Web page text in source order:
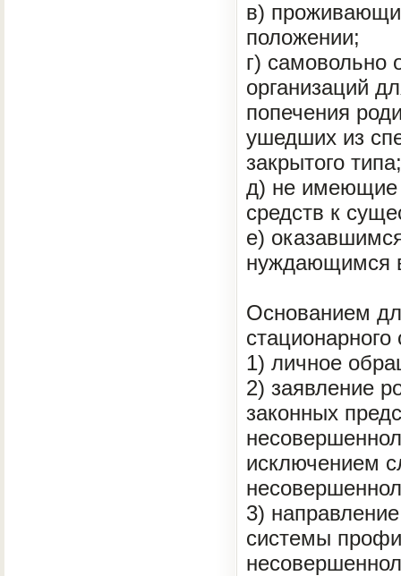
в)
положении;
г) самовольно
организаций
попечения
ушедших из
закрытого типа;
д) не имеющие
средств к
е)
нуждающимся
Основанием
1) личное
2) заявление
законных
исключением
3)
системы